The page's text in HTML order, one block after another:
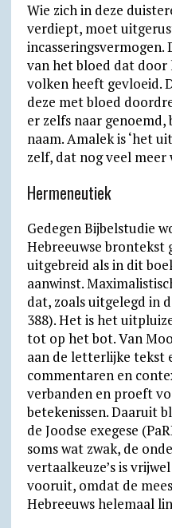
Wie zich in deze
verdiept, moet
incasseringsvermogen.
van het bloed dat door
volken heeft gevloeid.
deze met bloed
er zelfs naar
naam. Amalek is ‘het
zelf, dat nog veel
Hermeneutiek
Gedegen Bijbelstudie
Hebreeuwse brontekst
uitgebreid als in dit
aanwinst.
dat, zoals uitgelegd in
388). Het is het
tot op het bot. Van
aan de letterlijke tekst
commentaren en
verbanden en proeft
betekenissen. Daaruit
de Joodse exegese
soms wat zwak, de
vertaalkeuze’s is
vooruit, omdat de
Hebreeuws helemaal